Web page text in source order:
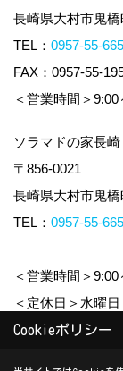
長崎県大村市鬼
TEL： 0957-55-
FAX：0957-55-
＜営業時間＞
ソラマドの家長
〒856-0021
長崎県大村市鬼
TEL： 0957-55-
＜営業時間＞
＜定休日＞水曜日
Cookieポリシー